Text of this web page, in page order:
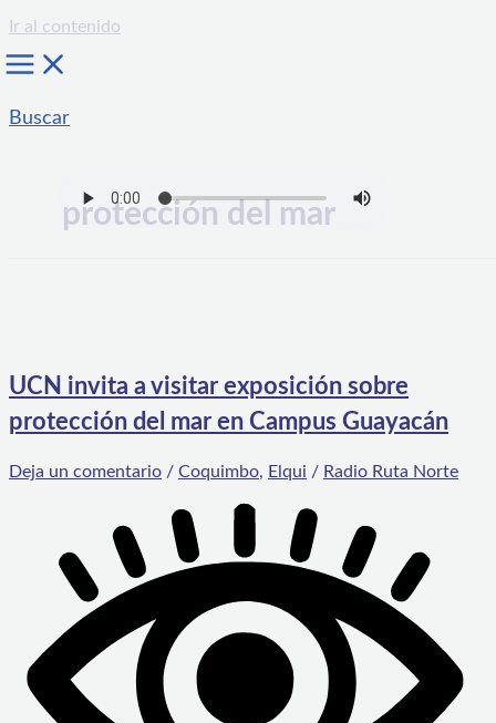
Ir al contenido
Buscar
protección del mar
UCN invita a visitar exposición sobre
protección del mar en Campus Guayacán
Deja un comentario / Coquimbo, Elqui / Radio Ruta Norte